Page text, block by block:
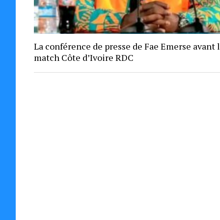
La conférence de presse de Fae Emerse avant
match Côte d’Ivoire RDC